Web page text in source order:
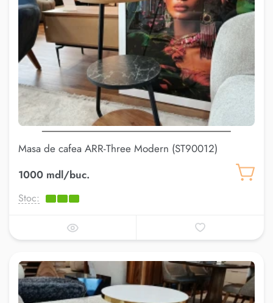
Masa de cafea ARR-Three Modern (ST90012)
1000 mdl/buc.
Stoc: